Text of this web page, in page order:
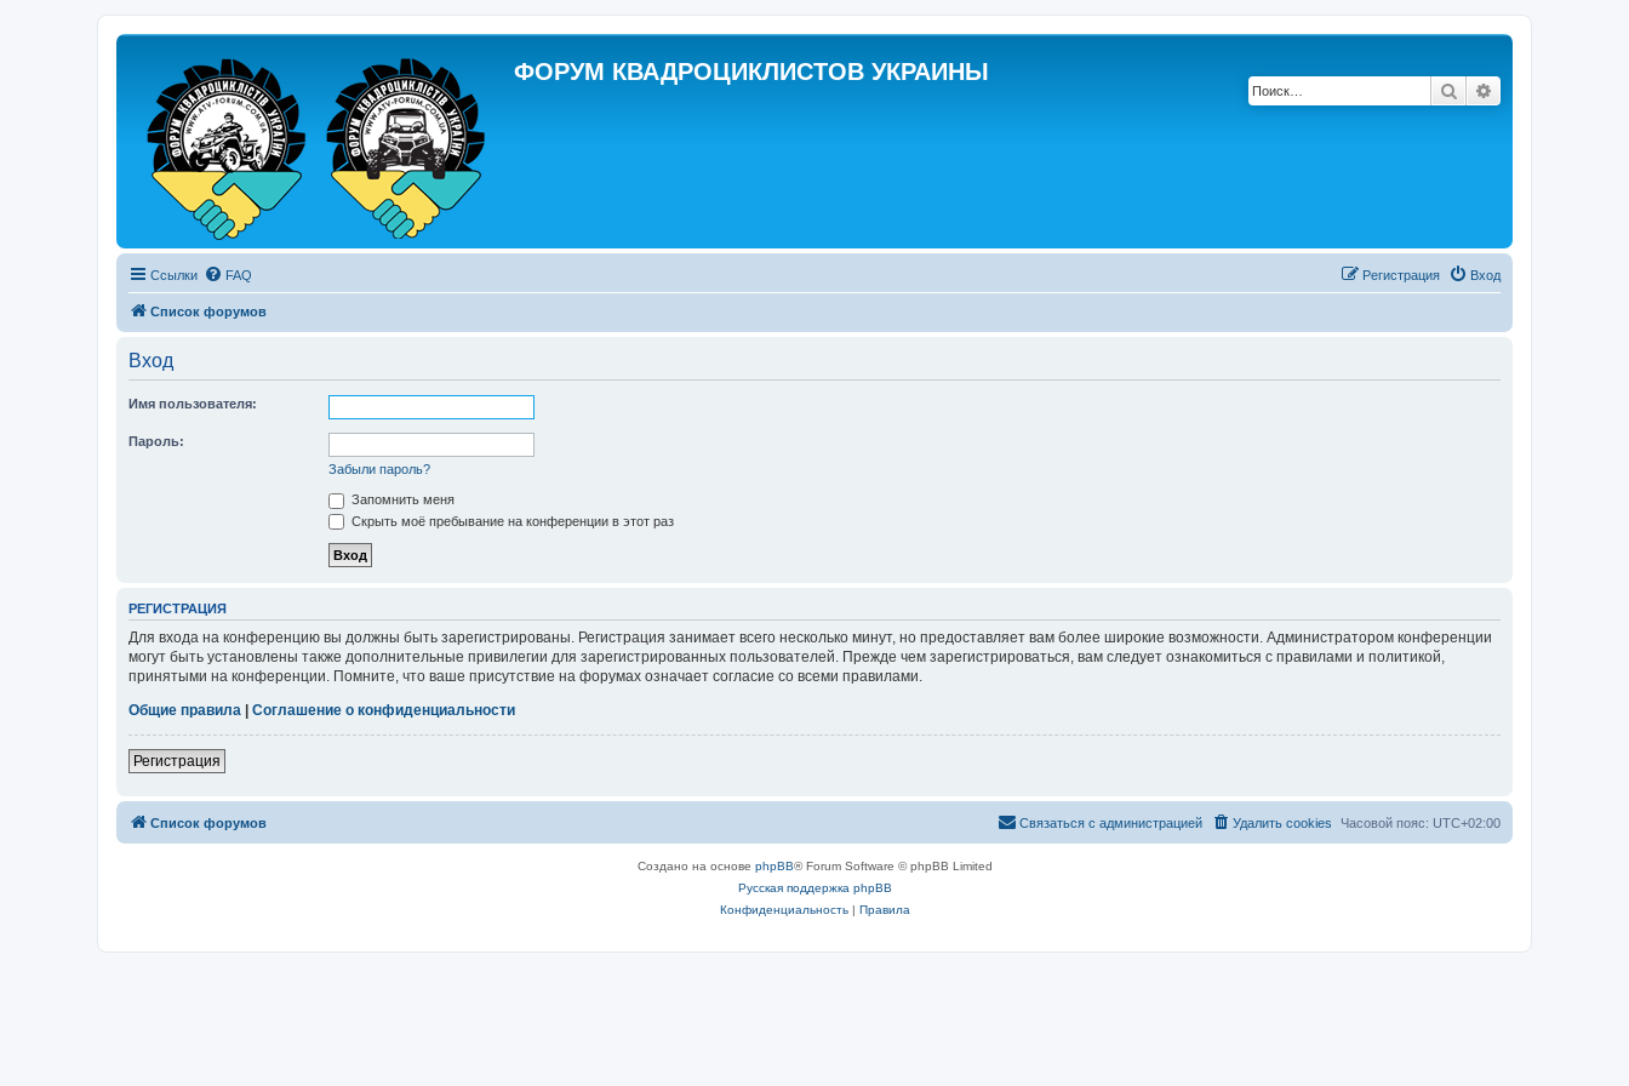
ФОРУМ КВАДРОЦИКЛИСТОВ УКРАИНЫ
Поиск
Ссылки FAQ Вход
Регистрация
Список форумов
Вход
Имя пользователя:
Пароль:
Забыли пароль?
Запомнить меня
Скрыть моё пребывание на конференции в этот раз
РЕГИСТРАЦИЯ
Для входа на конференцию вы должны быть зарегистрированы. Регистрация занимает всего несколько минут, но предоставляет вам более широкие возможности. Администратором конференции
могут быть установлены также дополнительные привилегии для зарегистрированных пользователей. Прежде чем зарегистрироваться, вам следует ознакомиться с правилами и политикой,
принятыми на конференции. Помните, что ваше присутствие на форумах означает согласие со всеми правилами.
Общие правила | Соглашение о конфиденциальности
Регистрация
Список форумов Часовой пояс: UTC+02:00
Удалить cookies
Связаться с администрацией
Создано на основе phpBB® Forum Software © phpBB Limited
Русская поддержка phpBB
Конфиденциальность| Правила